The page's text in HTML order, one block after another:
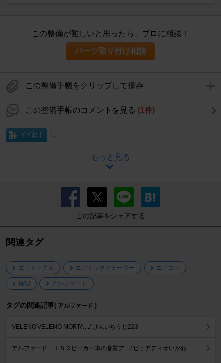
この整備が難しいと思ったら、プロに相談！
パーツ取り付け相談
この整備手帳をクリップして保存
この整備手帳のコメントを見る (1件)
イイね！
もっと見る
この記事をシェアする
関連タグ
エアミックス エアミックスモーター エアコン
修理 アルファード
タグの関連記事( アルファード )
VELENO VELENO MORTA .../ けんいちうじ223
アルファード １８スピーカー車の音質ア .../ ピュアディオいがわ